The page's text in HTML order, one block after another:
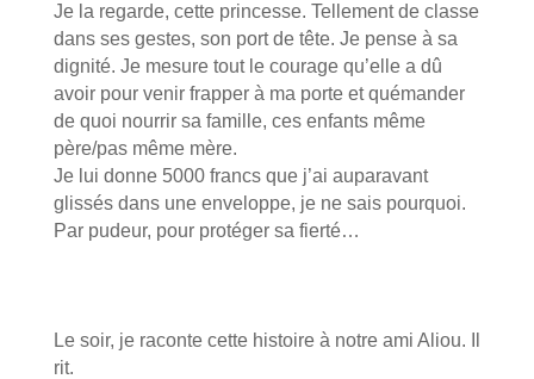
Je la regarde, cette princesse. Tellement de classe
dans ses gestes, son port de tête. Je pense à sa
dignité. Je mesure tout le courage qu’elle a dû
avoir pour venir frapper à ma porte et quémander
de quoi nourrir sa famille, ces enfants même
père/pas même mère.
Je lui donne 5000 francs que j’ai auparavant
glissés dans une enveloppe, je ne sais pourquoi.
Par pudeur, pour protéger sa fierté…
Le soir, je raconte cette histoire à notre ami Aliou. Il
rit.